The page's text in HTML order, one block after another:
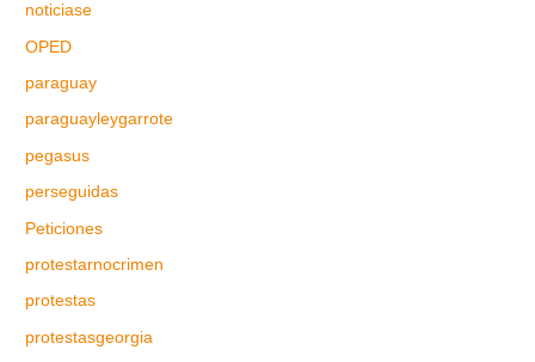
noticiase
OPED
paraguay
paraguayleygarrote
pegasus
perseguidas
Peticiones
protestarnocrimen
protestas
protestasgeorgia